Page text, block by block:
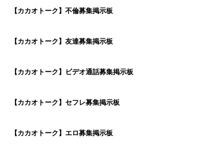
【カカオトーク】不倫募集掲示板
【カカオトーク】友達募集掲示板
【カカオトーク】ビデオ通話募集掲示板
【カカオトーク】セフレ募集掲示板
【カカオトーク】エロ募集掲示板